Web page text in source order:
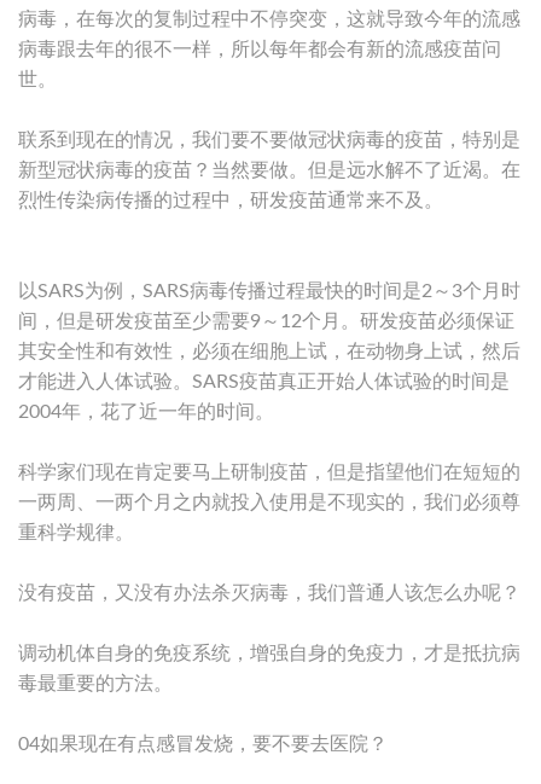
病毒，在每次的复制过程中不停突变，这就导致今年的流感
病毒跟去年的很不一样，所以每年都会有新的流感疫苗问
世。
联系到现在的情况，我们要不要做冠状病毒的疫苗，特别是
新型冠状病毒的疫苗？当然要做。但是远水解不了近渴。在
烈性传染病传播的过程中，研发疫苗通常来不及。
以SARS为例，SARS病毒传播过程最快的时间是2～3个月时
间，但是研发疫苗至少需要9～12个月。研发疫苗必须保证
其安全性和有效性，必须在细胞上试，在动物身上试，然后
才能进入人体试验。SARS疫苗真正开始人体试验的时间是
2004年，花了近一年的时间。
科学家们现在肯定要马上研制疫苗，但是指望他们在短短的
一两周、一两个月之内就投入使用是不现实的，我们必须尊
重科学规律。
没有疫苗，又没有办法杀灭病毒，我们普通人该怎么办呢？
调动机体自身的免疫系统，增强自身的免疫力，才是抵抗病
毒最重要的方法。
04如果现在有点感冒发烧，要不要去医院？